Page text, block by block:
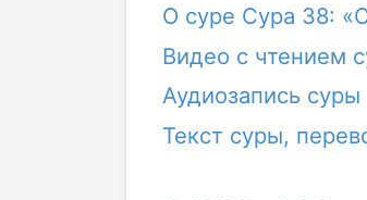
О суре Сура 38:
Видео с чтением
Аудиозапись суры
Текст суры,